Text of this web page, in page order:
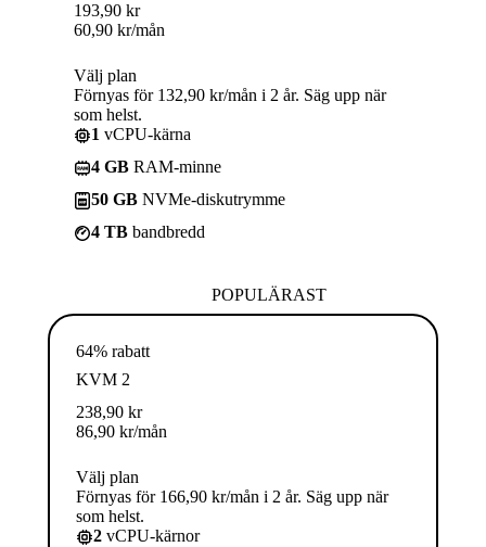
193,90 kr
60,90 kr/mån
Välj plan
Förnyas för 132,90 kr/mån i 2 år. Säg upp när
som helst.
1 vCPU-kärna
4 GB RAM-minne
50 GB NVMe-diskutrymme
4 TB bandbredd
POPULÄRAST
64% rabatt
KVM 2
238,90 kr
86,90 kr/mån
Välj plan
Förnyas för 166,90 kr/mån i 2 år. Säg upp när
som helst.
2 vCPU-kärnor